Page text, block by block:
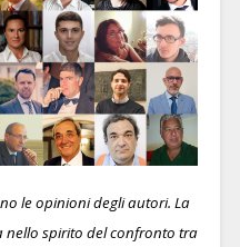
le opinioni degli autori. La
nello spirito del confronto tra